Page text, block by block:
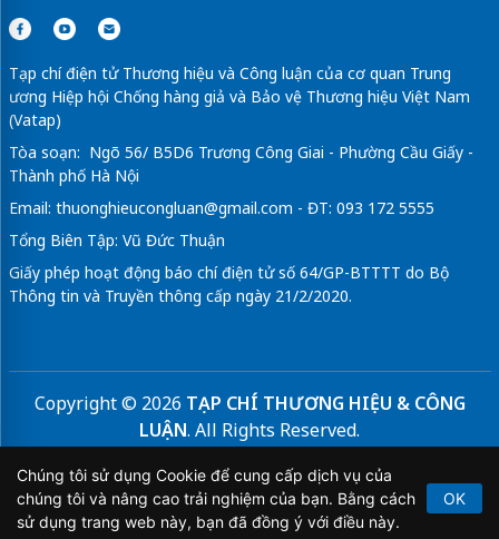
Tạp chí điện tử Thương hiệu và Công luận của cơ quan Trung
ương Hiệp hội Chống hàng giả và Bảo vệ Thương hiệu Việt Nam
(Vatap)
Tòa soạn: Ngõ 56/ B5D6 Trương Công Giai - Phường Cầu Giấy -
Thành phố Hà Nội
Email: thuonghieucongluan@gmail.com - ĐT: 093 172 5555
Tổng Biên Tập: Vũ Đức Thuận
Giấy phép hoạt động báo chí điện tử số 64/GP-BTTTT do Bộ
Thông tin và Truyền thông cấp ngày 21/2/2020.
Copyright © 2026 TẠP CHÍ THƯƠNG HIỆU & CÔNG
LUẬN. All Rights Reserved.
Bản quyền thuộc Tạp chí Thương hiệu và Công luận. Cấm
sao chép dưới mọi hình thức nếu không có sự chấp thuận
bằng văn bản.
Chúng tôi sử dụng Cookie để cung cấp dịch vụ của
chúng tôi và nâng cao trải nghiệm của bạn. Bằng cách
sử dụng trang web này, bạn đã đồng ý với điều này.
OK